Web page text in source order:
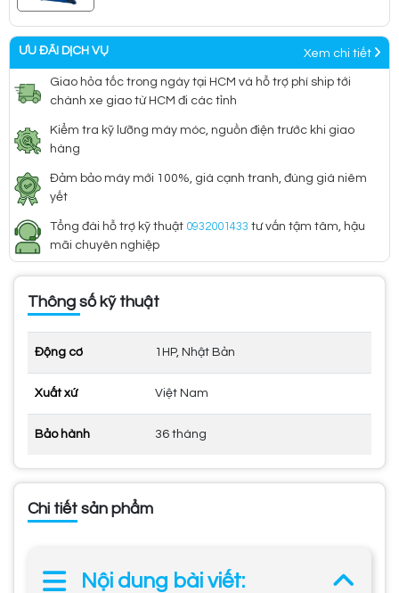
ƯU ĐÃI DỊCH VỤ Xem chi tiết
Giao hỏa tốc trong ngày tại HCM và hỗ trợ phí ship tới
chành xe giao từ HCM đi các tỉnh
Kiểm tra kỹ lưỡng máy móc, nguồn điện trước khi giao
hàng
Đảm bảo máy mới 100%, giá cạnh tranh, đúng giá niêm
yết
Tổng đài hỗ trợ kỹ thuật 0932001433 tư vấn tậm tâm, hậu
mãi chuyên nghiệp
Thông số kỹ thuật
Động cơ 1HP, Nhật Bản
Xuất xứ Việt Nam
Bảo hành 36 tháng
Chi tiết sản phẩm
Nội dung bài viết: